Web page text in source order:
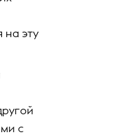
на эту
с